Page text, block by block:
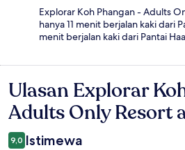
Explorar Koh Phangan - Adults
hanya 11 menit berjalan kaki dari
menit berjalan kaki dari Pantai
Ulasan
Ulasan Explorar
Adults Only Resort
9,0 Istimewa